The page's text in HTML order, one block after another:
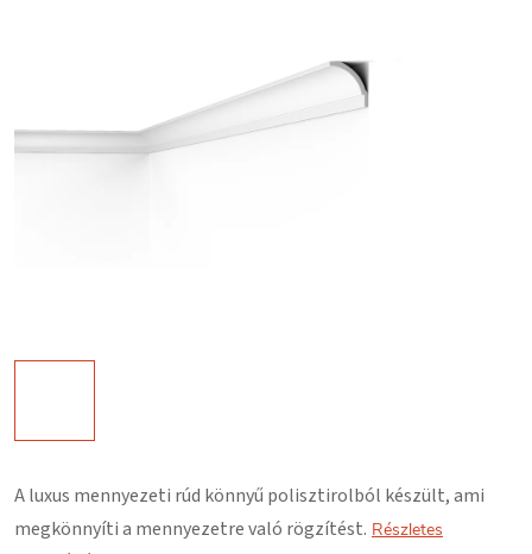
A luxus mennyezeti rúd könnyű polisztirolból készült, ami
megkönnyíti a mennyezetre való rögzítést. Részletes